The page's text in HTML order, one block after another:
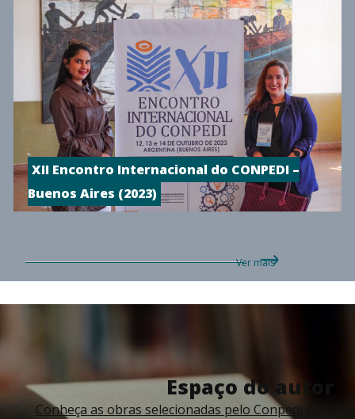
XII Encontro Internacional do CONPEDI –
Buenos Aires (2023)
Ver mais
Espaço do autor
Conheça as obras selecionadas pelo Conpedi para